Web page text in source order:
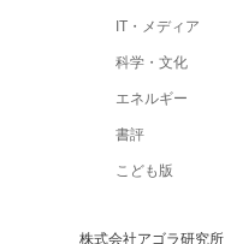
IT・メディア
科学・文化
エネルギー
書評
こども版
株式会社アゴラ研究所